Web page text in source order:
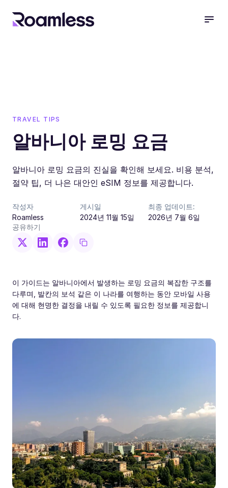
TRAVEL TIPS
알바니아 로밍 요금
알바니아 로밍 요금의 진실을 확인해 보세요. 비용 분석,
절약 팁, 더 나은 대안인 eSIM 정보를 제공합니다.
작성자
Roamless
게시일
2024년 11월 15일
최종 업데이트:
2026년 7월 6일
공유하기
이 가이드는 알바니아에서 발생하는 로밍 요금의 복잡한 구조를
다루며, 발칸의 보석 같은 이 나라를 여행하는 동안 모바일 사용
에 대해 현명한 결정을 내릴 수 있도록 필요한 정보를 제공합니
다.